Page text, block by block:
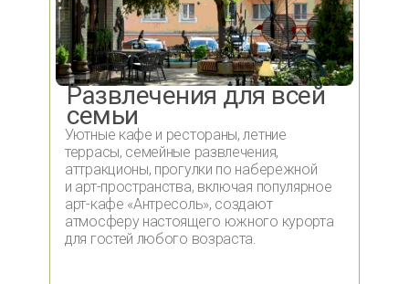
Развлечения для всей
семьи
Уютные кафе и рестораны, летние
террасы, семейные развлечения,
аттракционы, прогулки по набережной
и арт-пространства, включая популярное
арт-кафе «Антресоль», создают
атмосферу настоящего южного курорта
для гостей любого возраста.
Отзывы